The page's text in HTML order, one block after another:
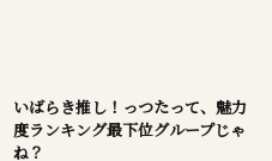
いばらき推し！っつたって、魅力
度ランキング最下位グループじゃ
ね？